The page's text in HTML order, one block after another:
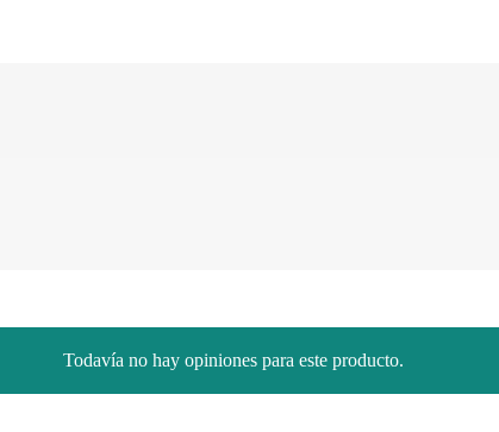
Todavía no hay opiniones para este producto.